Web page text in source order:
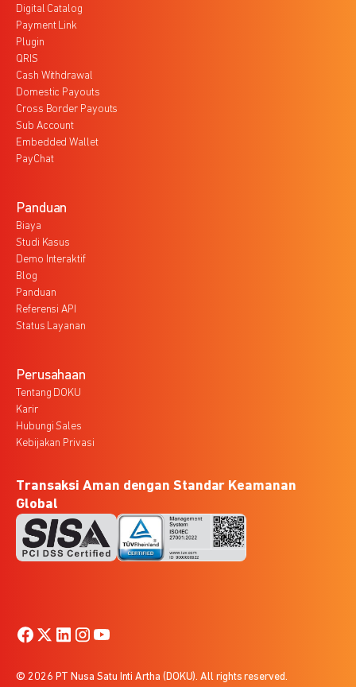
Digital Catalog
Payment Link
Plugin
QRIS
Cash Withdrawal
Domestic Payouts
Cross Border Payouts
Sub Account
Embedded Wallet
PayChat
Panduan
Biaya
Studi Kasus
Demo Interaktif
Blog
Panduan
Referensi API
Status Layanan
Perusahaan
Tentang DOKU
Karir
Hubungi Sales
Kebijakan Privasi
Transaksi Aman dengan Standar Keamanan
Global
© 2026 PT Nusa Satu Inti Artha (DOKU). All rights reserved.